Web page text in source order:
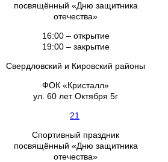
посвящённый «Дню защитника
отечества»
16:00 – открытие
19:00 – закрытие
Свердловский и Кировский районы
ФОК «Кристалл»
ул. 60 лет Октября 5г
21
Спортивный праздник
посвящённый «Дню защитника
отечества»